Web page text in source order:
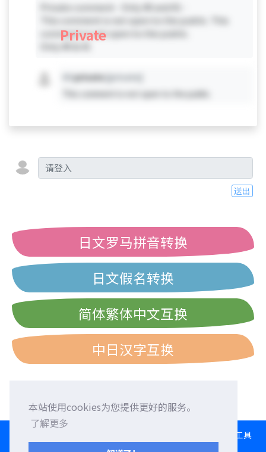
本站使用cookies为您提供更好的服务。
了解更多
Private comment - Only #0 and #1 -
This comment is not open to the public. This
comment is not open to the public.
Private
private [private]
This comment is not open to the public.
送出
日文罗马拼音转换
日文假名转换
简体繁体中文互换
中日汉字互换
转换工具